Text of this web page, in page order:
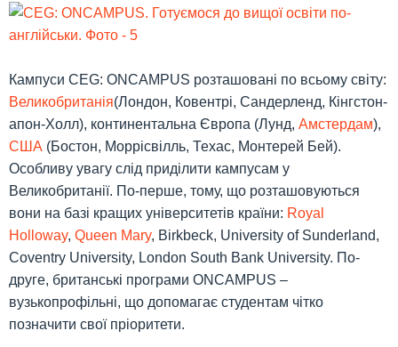
Кампуси CEG: ONCAMPUS розташовані по всьому світу:
Великобританія(Лондон, Ковентрі, Сандерленд, Кінгстон-
апон-Холл), континентальна Європа (Лунд, Амстердам),
США (Бостон, Моррісвілль, Техас, Монтерей Бей).
Особливу увагу слід приділити кампусам у
Великобританії. По-перше, тому, що розташовуються
вони на базі кращих університетів країни: Royal
Holloway, Queen Mary, Birkbeck, University of Sunderland,
Coventry University, London South Bank University. По-
друге, британські програми ONCAMPUS –
вузькопрофільні, що допомагає студентам чітко
позначити свої пріоритети.